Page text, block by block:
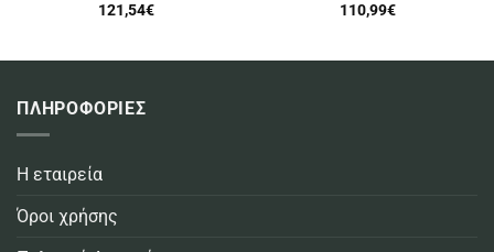
121,54€
110,99€
ΠΛΗΡΟΦΟΡΙΕΣ
Η εταιρεία
Όροι χρήσης